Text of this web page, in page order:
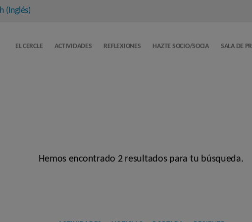
(Inglés)
EL CERCLE ACTIVIDADES REFLEXIONES HAZTE SOCIO/SOCIA SALA DE
Hemos encontrado 2 resultados para tu búsqueda.